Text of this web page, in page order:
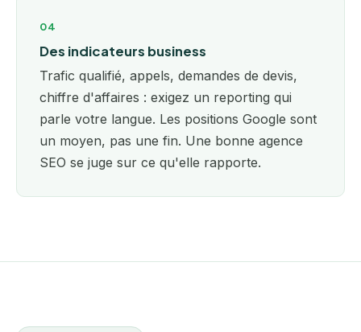
04
Des indicateurs business
Trafic qualifié, appels, demandes de devis,
chiffre d'affaires : exigez un reporting qui
parle votre langue. Les positions Google sont
un moyen, pas une fin. Une bonne agence
SEO se juge sur ce qu'elle rapporte.